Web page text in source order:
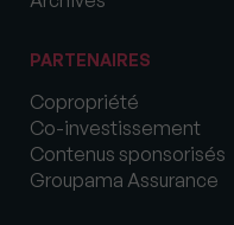
PARTENAIRES
Copropriété
Co-investissement
Contenus sponsorisés
Groupama Assurance